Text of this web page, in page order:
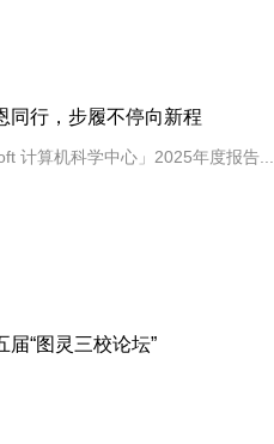
同行，步履不停向新程
计算机科学中心」2025年度报告...
“图灵三校论坛”